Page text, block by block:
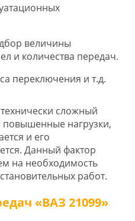
величины
и количества передач.
переключения и т.д.
сложный
нагрузки,
и его
Данный фактор
на необходимость
работ.
«ВАЗ 21099»